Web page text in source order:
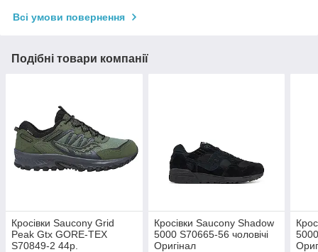
Всі умови повернення
Подібні товари компанії
Кросівки Saucony Grid
Peak Gtx GORE-TEX
S70849-2 44р.
Кросівки Saucony Shadow
5000 S70665-56 чоловічі
Оригінал